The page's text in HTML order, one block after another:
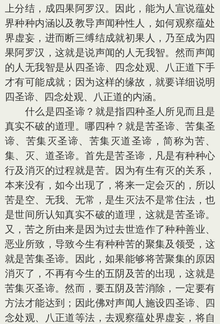
上分结，成四果阿罗汉。因此，能为人宣说蕴处
界种种内涵以及教导声闻种性人，如何观察蕴处
界虚妄，进而断三缚结成就初果人，乃至成为四
果阿罗汉，这就是说声闻的人无我智。然而声闻
的人无我智是从四圣谛、四念处观、八正道下手
才有可能成就；因为这样的缘故，就要详细说明
四圣谛、四念处观、八正道的内涵。
什么是四圣谛？就是指四种圣人所见而且是
真实不破的道理。哪四种？就是苦圣谛、苦集圣
谛、苦集灭圣谛、苦集灭道圣谛，简称为苦、
集、灭、道圣谛。首先是苦圣谛，凡是有种种心
行及消灭的过程就是苦。因为有生有灭的关系，
本来没有，如今出现了，将来一定会灭的，所以
苦是空、无我、无常，是生灭法不是常住法，也
是世间所认知真实不破的道理，这就是苦圣谛。
又，苦之所由来是因为过去世造作了种种善业、
恶业所致，导致今生有种种苦的聚集及领受，这
就是苦集圣谛。因此，如果能够将苦聚集的原因
消灭了，不再有今生的五阴及苦的出现，这就是
苦集灭圣谛。然而，要五阴及苦消除，一定要有
方法才能达到；因此佛对声闻人施设四圣谛、四
念处观、八正道等法，去观察蕴处界虚妄，将自